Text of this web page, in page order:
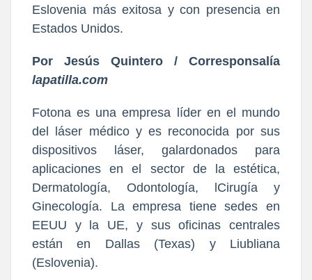
Eslovenia más exitosa y con presencia en
Estados Unidos.
Por Jesús Quintero / Corresponsalía
lapatilla.com
Fotona es una empresa líder en el mundo
del láser médico y es reconocida por sus
dispositivos láser, galardonados para
aplicaciones en el sector de la estética,
Dermatología, Odontología, lCirugía y
Ginecología. La empresa tiene sedes en
EEUU y la UE, y sus oficinas centrales
están en Dallas (Texas) y Liubliana
(Eslovenia).